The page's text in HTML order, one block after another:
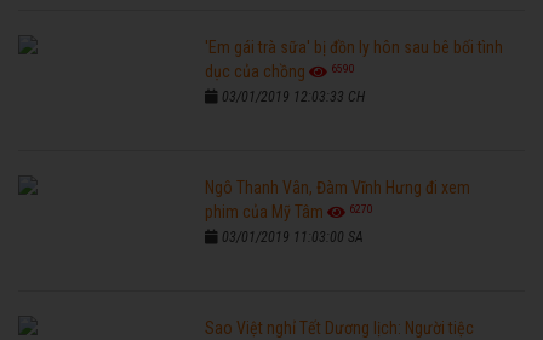
'Em gái trà sữa' bị đồn ly hôn sau bê bối tình
dục của chồng
6590
03/01/2019 12:03:33 CH
Ngô Thanh Vân, Đàm Vĩnh Hưng đi xem
phim của Mỹ Tâm
6270
03/01/2019 11:03:00 SA
Sao Việt nghỉ Tết Dương lịch: Người tiệc